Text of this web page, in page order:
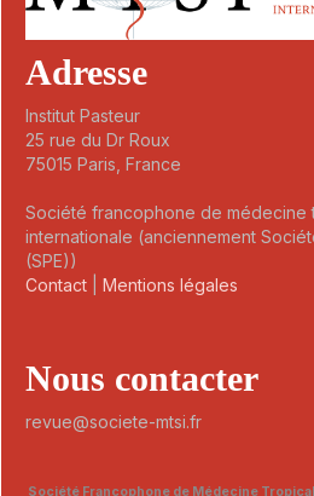
Adresse
Institut Pasteur
25 rue du Dr Roux
75015 Paris, France
Société francophone de médecine
internationale (anciennement
(SPE))
Contact
Mentions légales
Nous contacter
revue@societe-mtsi.fr
Société Francophone de Médecine